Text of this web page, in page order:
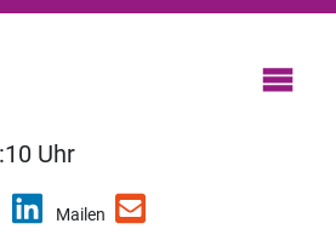
Uhr
Mailen